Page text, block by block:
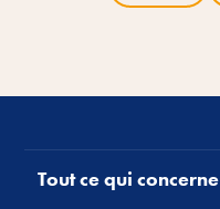
Tout ce qui concerne